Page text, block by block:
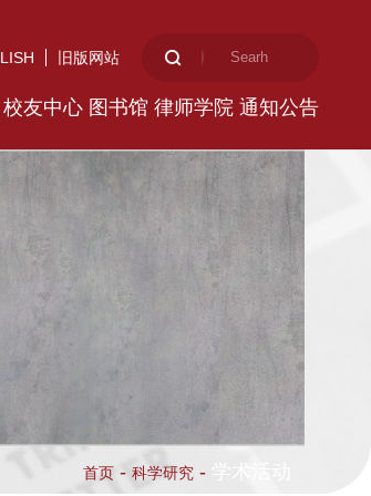
旧版网站
校友中心 图书馆 律师学院 通知公告
首页 - 科学研究 -